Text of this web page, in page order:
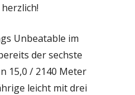
Unbeatable im
der sechste
15,0 / 2140 Meter
leicht mit drei